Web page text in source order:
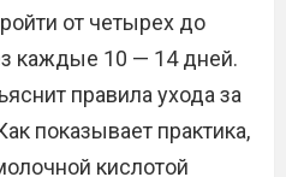
от четырех до
каждые 10 — 14 дней.
правила ухода за
показывает практика,
кислотой